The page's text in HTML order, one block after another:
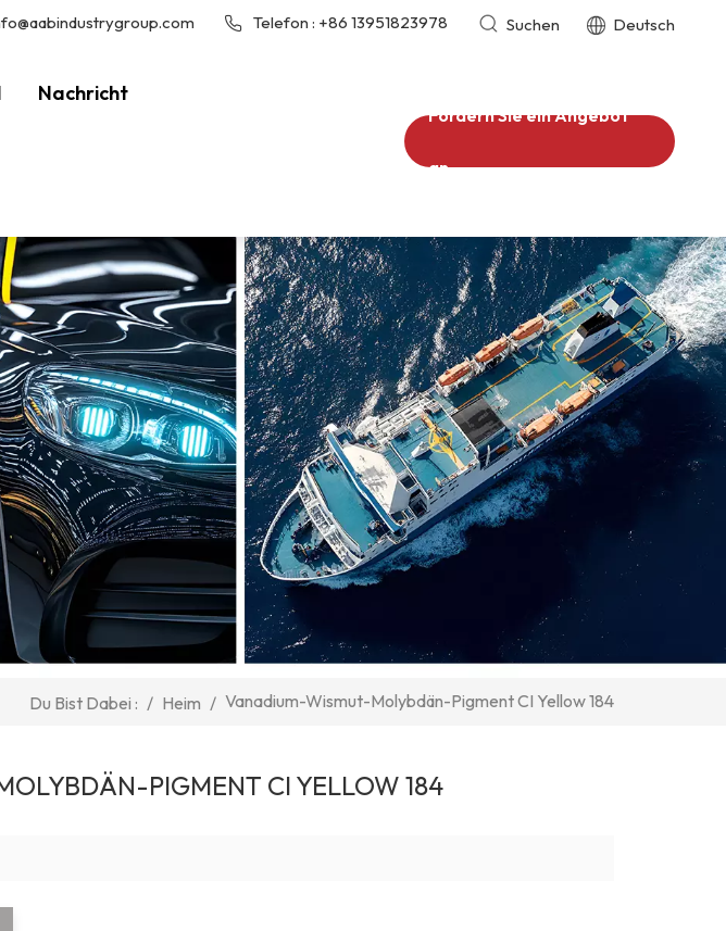
Telefon : +86 13951823978 Suchen Deutsch
Nachricht
Fordern Sie ein Angebot
an
Du Bist Dabei : / Heim / Vanadium-Wismut-Molybdän-Pigment CI Yellow 184
PIGMENT CI YELLOW 184